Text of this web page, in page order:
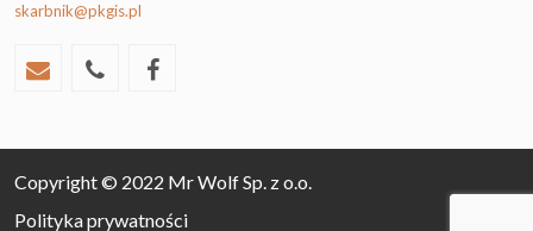
skarbnik@pkgis.pl
Copyright © 2022 Mr Wolf Sp. z o.o.
Polityka prywatności